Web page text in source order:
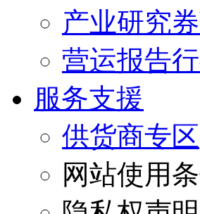
产业研究
营运报告
服务支援
供货商专区
网站使用